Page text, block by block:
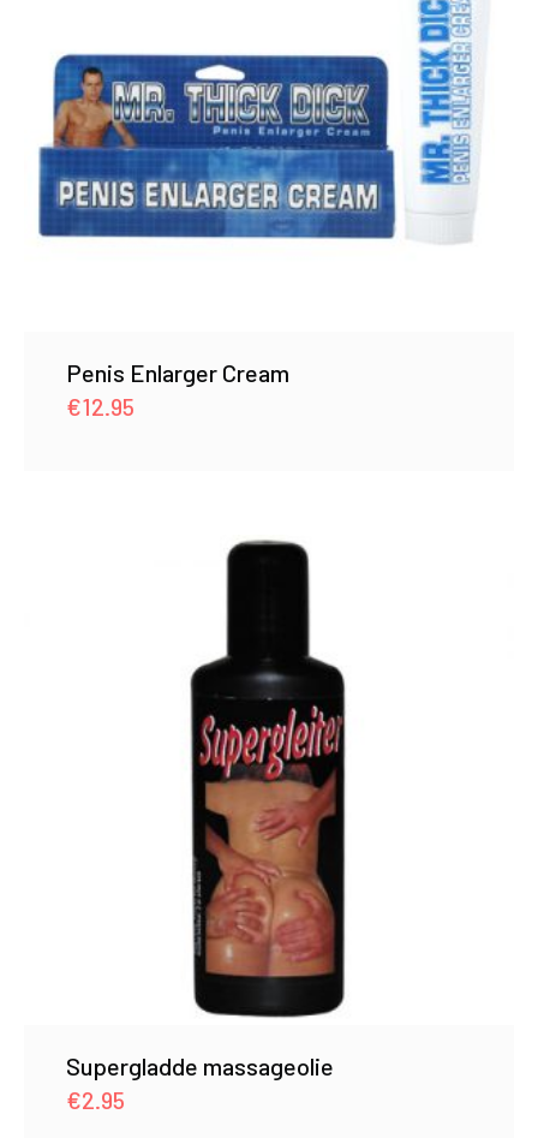
Penis Enlarger Cream
€12.95
Supergladde massageolie
€2.95